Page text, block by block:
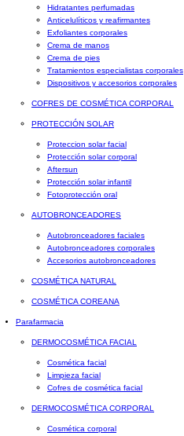
Hidratantes perfumadas
Anticelulíticos y reafirmantes
Exfoliantes corporales
Crema de manos
Crema de pies
Tratamientos especialistas corporales
Dispositivos y accesorios corporales
COFRES DE COSMÉTICA CORPORAL
PROTECCIÓN SOLAR
Proteccion solar facial
Protección solar corporal
Aftersun
Protección solar infantil
Fotoprotección oral
AUTOBRONCEADORES
Autobronceadores faciales
Autobronceadores corporales
Accesorios autobronceadores
COSMÉTICA NATURAL
COSMÉTICA COREANA
Parafarmacia
DERMOCOSMÉTICA FACIAL
Cosmética facial
Limpieza facial
Cofres de cosmética facial
DERMOCOSMÉTICA CORPORAL
Cosmética corporal